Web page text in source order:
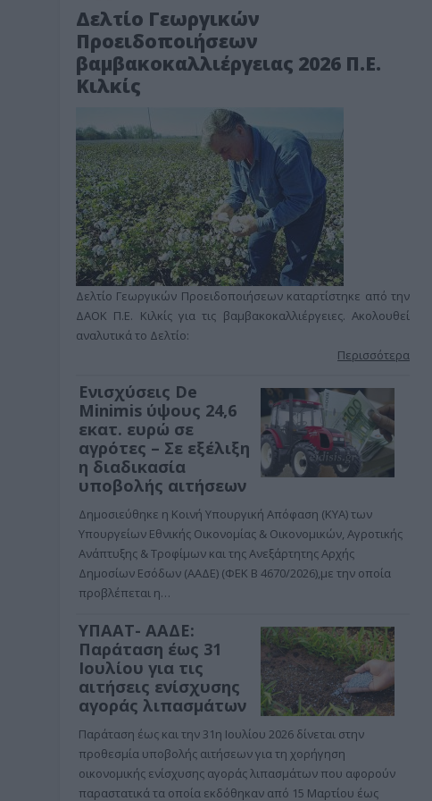
Δελτίο Γεωργικών
Προειδοποιήσεων
βαμβακοκαλλιέργειας 2026 Π.Ε.
Κιλκίς
Δελτίο Γεωργικών Προειδοποιήσεων καταρτίστηκε από την
ΔΑΟΚ Π.Ε. Κιλκίς για τις βαμβακοκαλλιέργειες. Ακολουθεί
αναλυτικά το Δελτίο:
Περισσότερα
Ενισχύσεις De
Minimis ύψους 24,6
εκατ. ευρώ σε
αγρότες – Σε εξέλιξη
η διαδικασία
υποβολής αιτήσεων
Δημοσιεύθηκε η Κοινή Υπουργική Απόφαση (ΚΥΑ) των
Υπουργείων Εθνικής Οικονομίας & Οικονομικών, Αγροτικής
Ανάπτυξης & Τροφίμων και της Ανεξάρτητης Αρχής
Δημοσίων Εσόδων (ΑΑΔΕ) (ΦΕΚ Β 4670/2026),με την οποία
προβλέπεται η…
ΥΠΑΑΤ- ΑΑΔΕ:
Παράταση έως 31
Ιουλίου για τις
αιτήσεις ενίσχυσης
αγοράς λιπασμάτων
Παράταση έως και την 31η Ιουλίου 2026 δίνεται στην
προθεσμία υποβολής αιτήσεων για τη χορήγηση
οικονομικής ενίσχυσης αγοράς λιπασμάτων που αφορούν
παραστατικά τα οποία εκδόθηκαν από 15 Μαρτίου έως